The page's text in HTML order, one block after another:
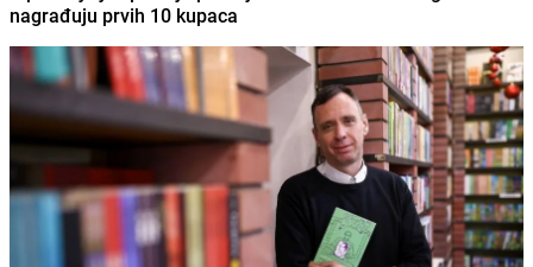
nagrađuju prvih 10 kupaca